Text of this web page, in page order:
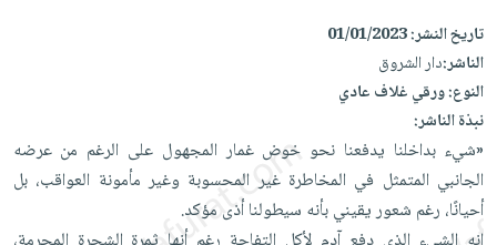
على
Android
تحميل
iKitab
على
Apple
على
Apple
جوائز
العناية
الشخصية
العناية
وتصفيف
الشعر
العناية
بالجسم
والسفرة
جديد
الكل
أواني
الطهي
أدوات
متجر
الهدايا
أقسام
تاريخ النشر:01/01/2023
الناشر:دار الشروق
النوع:ورقي غلاف عادي
نبذة الناشر:
«شيء بداخلنا يدفعنا نحو خوض غمار المجهول على الرغم من عرضه
الجانبي المتمثل في المخاطرة غير المحسوبة وغير مأمونة العواقب، بل
أحيانًا، رغم شعور يقيني بأنه سيطولنا أذى مؤكد.